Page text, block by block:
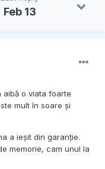
Feb 13
o viata foarte
mult în soare și
a ieșit din garanție.
memorie, cam unul la